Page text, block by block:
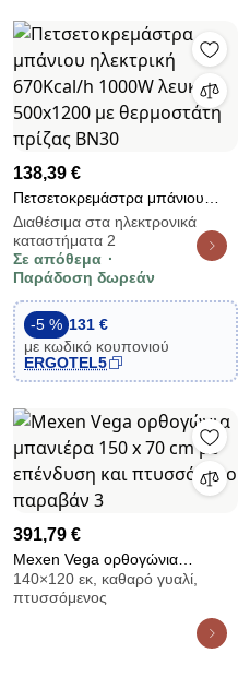
138,39 €
Πετσετοκρεμάστρα μπάνιου
ηλεκτρική 670Kcal/h 1000W
λευκή 500x1200 με θερμοστάτη
πρίζας BN30
Διαθέσιμα στα ηλεκτρονικά
καταστήματα 2
Σε απόθεμα
Παράδοση δωρεάν
-5 % 131 €
με κωδικό κουπονιού
ERGOTEL5
391,79 €
Mexen Vega ορθογώνια
μπανιέρα 150 x 70 cm με
επένδυση και πτυσσόμενο
140×120 εκ, καθαρό γυαλί,
πτυσσόμενος